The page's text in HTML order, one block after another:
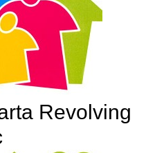
Revolving